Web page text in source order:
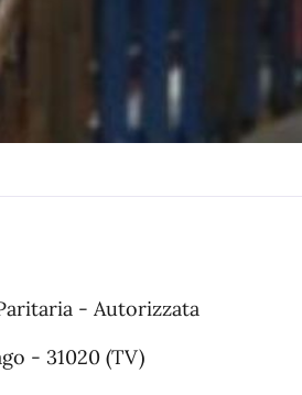
- Autorizzata
- 31020 (TV)